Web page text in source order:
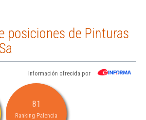
posiciones de Pinturas
Información ofrecida por
81
Ranking Palencia